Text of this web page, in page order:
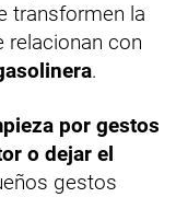
transformen la
con
.
por gestos
o dejar el
gestos